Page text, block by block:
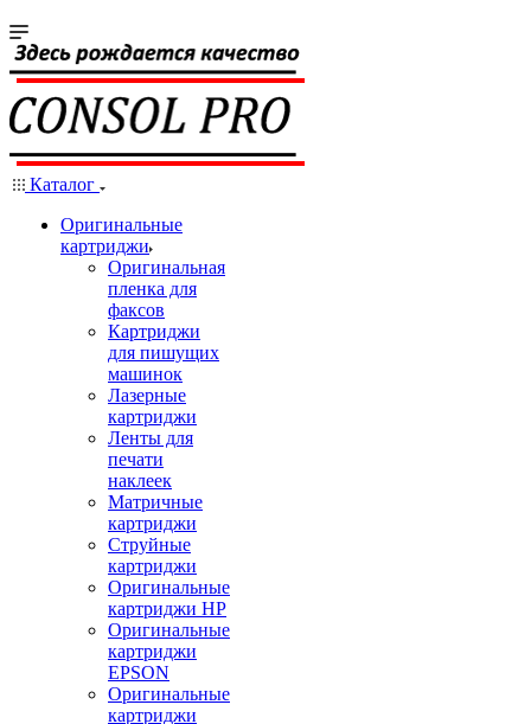
Каталог
Оригинальные
картриджи
Оригинальная
пленка для
факсов
Картриджи
для пишущих
машинок
Лазерные
картриджи
Ленты для
печати
наклеек
Матричные
картриджи
Струйные
картриджи
Оригинальные
картриджи HP
Оригинальные
картриджи
EPSON
Оригинальные
картриджи